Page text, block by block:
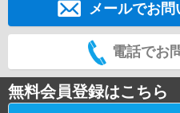
メールでお問
電話でお
無料会員登録はこちら